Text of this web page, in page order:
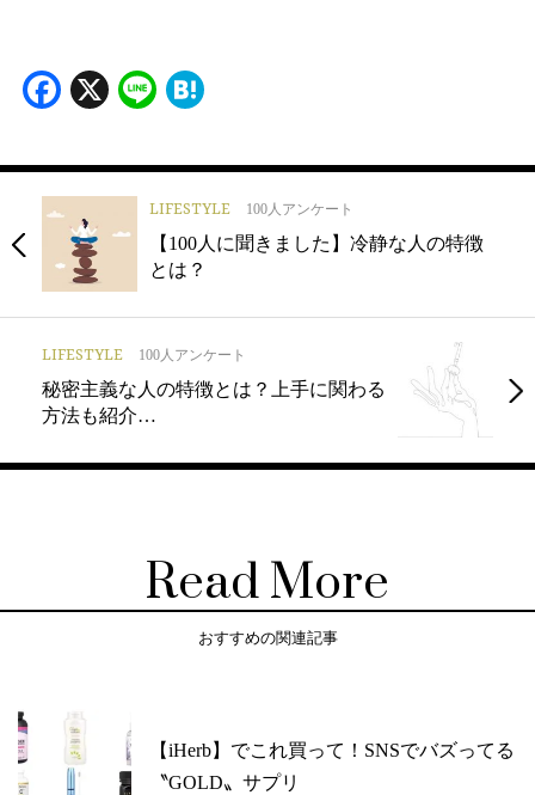
Facebook
X Line
LIFESTYLE 100人アンケート
【100人に聞きました】冷静な人の特徴
とは？
LIFESTYLE 100人アンケート
秘密主義な人の特徴とは？上手に関わる
方法も紹介…
Read More
おすすめの関連記事
【iHerb】でこれ買って！SNSでバズってる
〝GOLD〟サプリ